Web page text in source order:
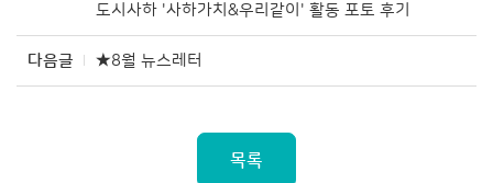
도시사하 '사하가치&우리같이' 활동 포토 후기
다음글 ★8월 뉴스레터
목록